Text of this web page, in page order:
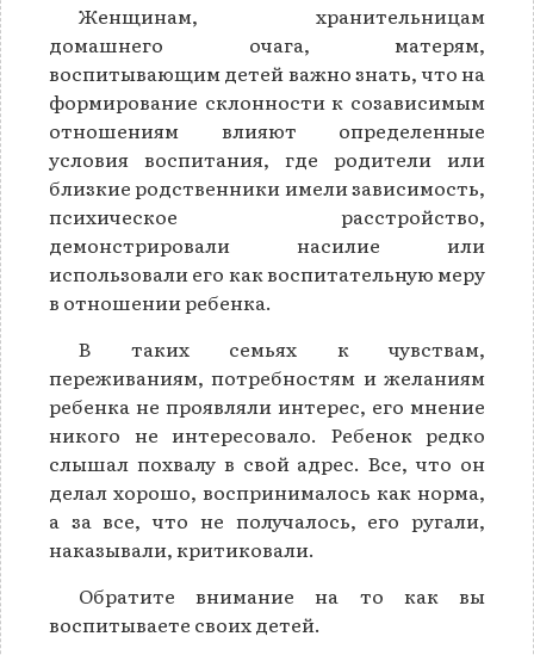
Женщинам, хранительницам
домашнего очага, матерям,
воспитывающим детей важно знать, что на
формирование склонности к созависимым
отношениям влияют определенные
условия воспитания, где родители или
близкие родственники имели зависимость,
психическое расстройство,
демонстрировали насилие или
использовали его как воспитательную меру
в отношении ребенка.
В таких семьях к чувствам,
переживаниям, потребностям и желаниям
ребенка не проявляли интерес, его мнение
никого не интересовало. Ребенок редко
слышал похвалу в свой адрес. Все, что он
делал хорошо, воспринималось как норма,
а за все, что не получалось, его ругали,
наказывали, критиковали.
Обратите внимание на то как вы
воспитываете своих детей.